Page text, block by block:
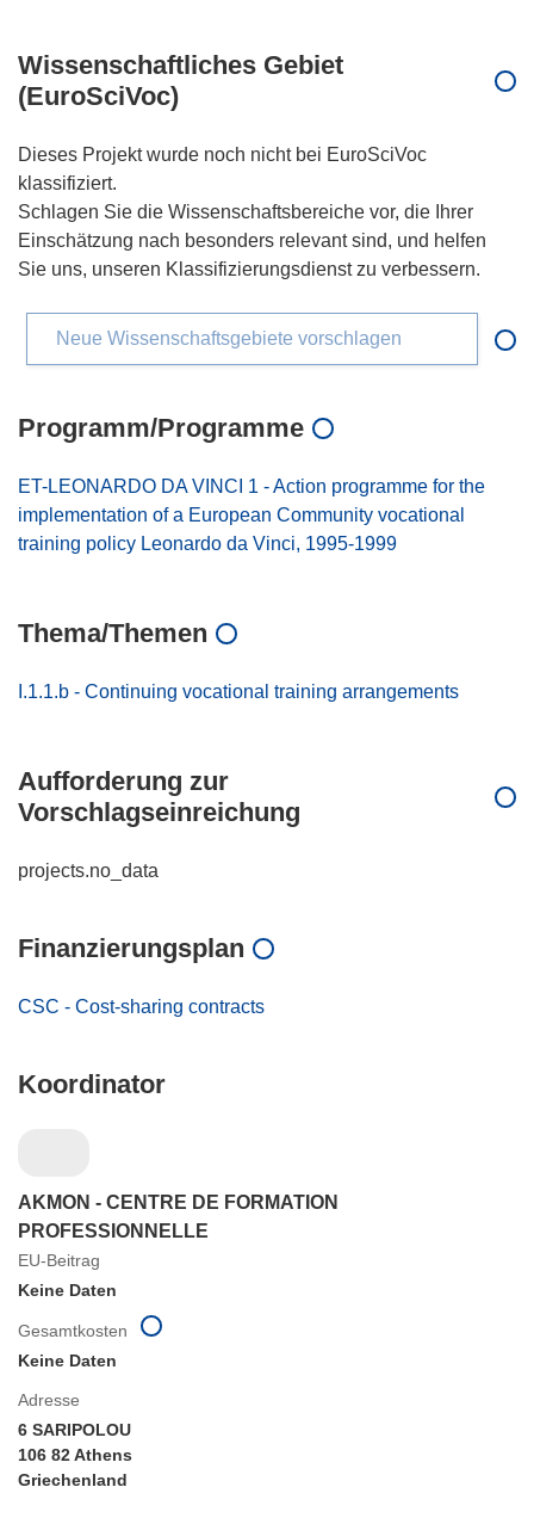
Wissenschaftliches Gebiet
(EuroSciVoc)
Dieses Projekt wurde noch nicht bei EuroSciVoc
klassifiziert.
Schlagen Sie die Wissenschaftsbereiche vor, die Ihrer
Einschätzung nach besonders relevant sind, und helfen
Sie uns, unseren Klassifizierungsdienst zu verbessern.
Neue Wissenschaftsgebiete vorschlagen
Programm/Programme
ET-LEONARDO DA VINCI 1 - Action programme for the
implementation of a European Community vocational
training policy Leonardo da Vinci, 1995-1999
Thema/Themen
I.1.1.b - Continuing vocational training arrangements
Aufforderung zur
Vorschlagseinreichung
projects.no_data
Finanzierungsplan
CSC - Cost-sharing contracts
Koordinator
AKMON - CENTRE DE FORMATION
PROFESSIONNELLE
EU-Beitrag
Keine Daten
Adresse
6 SARIPOLOU
106 82 Athens
Griechenland
Gesamtkosten
Keine Daten